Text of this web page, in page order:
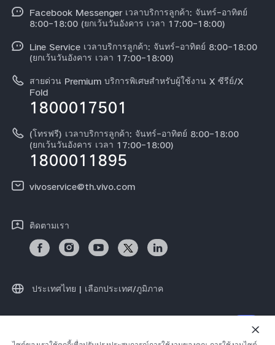
Y31 5G
Funtouch OS
สอบถามเกี่ยวกับราคาอะไหล่
การตรวจยืนยันหมายเลข IMEI
คำแนะนำเกี่ยวกับบัตรรับประกันของ vivo
ดาวน์โหลด LUTs สำหรับการคืนค่า Log
ข้อมูลข่าว
สมัครงานที่ vivo
ข้อกฏหมาย
เกี่ยวกับเรา
ศูนย์ความเป็นส่วนตัวของวีโว่
ความยั่งยืน
Facebook Messenger เวลาบริการลูกค้า: จันทร์-อาทิตย์
8:00-18:00 (ยกเว้นวันอังคาร เวลา 17:00-18:00)
Line Service เวลาบริการลูกค้า: จันทร์-อาทิตย์ 8:00-18:00
(ยกเว้นวันอังคาร เวลา 17:00-18:00)
สายด่วน Premium บริการพิเศษสำหรับผู้ใช้งาน X ซีรีย์/X
Fold
1800017501
(โทรฟรี) เวลาบริการลูกค้า: จันทร์-อาทิตย์ 8:00-18:00
(ยกเว้นวันอังคาร เวลา 17:00-18:00)
1800011895
vivoservice@th.vivo.com
ติดตามเรา
ประเทศไทย | เลือกประเทศ/ภูมิภาค
© 2026 vivo Mobile Communication Co., Ltd. สงวนลิขสิทธิ์